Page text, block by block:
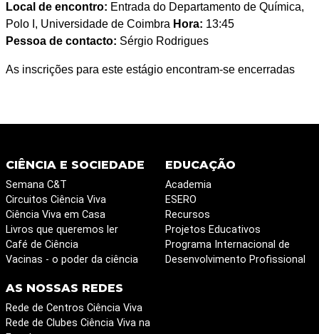
Local de encontro: Entrada do Departamento de Química,
Polo I, Universidade de Coimbra Hora: 13:45
Pessoa de contacto: Sérgio Rodrigues
As inscrições para este estágio encontram-se encerradas
CIÊNCIA E SOCIEDADE
Semana C&T
Circuitos Ciência Viva
Ciência Viva em Casa
Livros que queremos ler
Café de Ciência
Vacinas - o poder da ciência
EDUCAÇÃO
Academia
ESERO
Recursos
Projetos Educativos
Programa Internacional de
Desenvolvimento Profissional
AS NOSSAS REDES
Rede de Centros Ciência Viva
Rede de Clubes Ciência Viva na